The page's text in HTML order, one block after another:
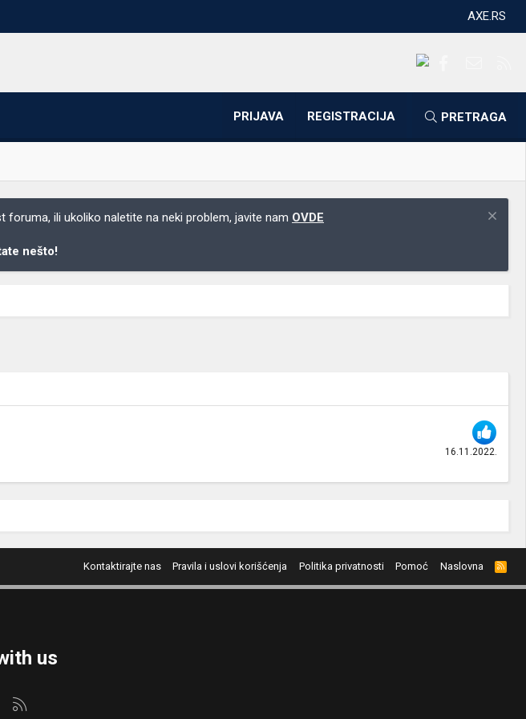
AXE.RS
PRIJAVA REGISTRACIJA PRETRAGA
ili ukoliko naletite na neki problem, javite nam OVDE
nešto!
16.11.2022.
Kontaktirajte nas Pravila i uslovi korišćenja Politika privatnosti Pomoć Naslovna
R
S
S
us
nas